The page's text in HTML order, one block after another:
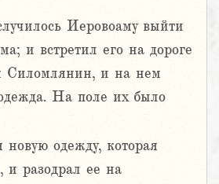
Иеровоаму выйти
и встретил его на дороге
Силомлянин, и на нем
На поле их было
одежду, которая
и разодрал ее на